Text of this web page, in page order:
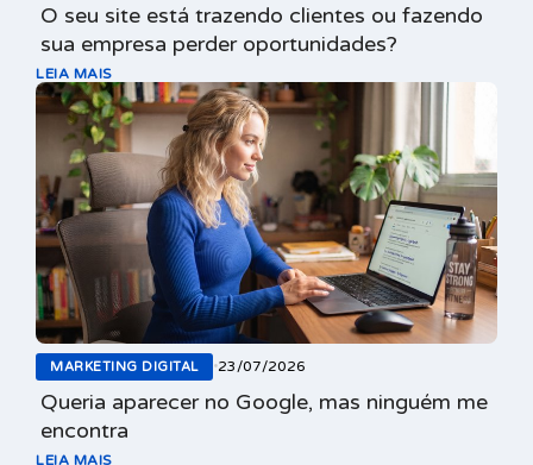
O seu site está trazendo clientes ou fazendo
sua empresa perder oportunidades?
LEIA MAIS
MARKETING DIGITAL •23/07/2026
Queria aparecer no Google, mas ninguém me
encontra
LEIA MAIS